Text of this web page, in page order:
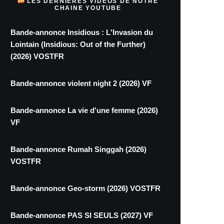
CHAINE YOUTUBE
Bande-annonce Insidious : L'Invasion du
Lointain (Insidious: Out of the Further)
(2026) VOSTFR
Bande-annonce violent night 2 (2026) VF
Bande-annonce La vie d'une femme (2026)
VF
Bande-annonce Rumah Singgah (2026)
VOSTFR
Bande-annonce Geo-storm (2026) VOSTFR
Bande-annonce PAS SI SEULS (2027) VF